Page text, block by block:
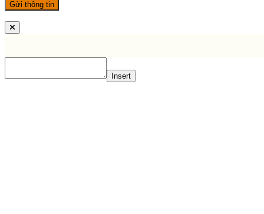
Insert